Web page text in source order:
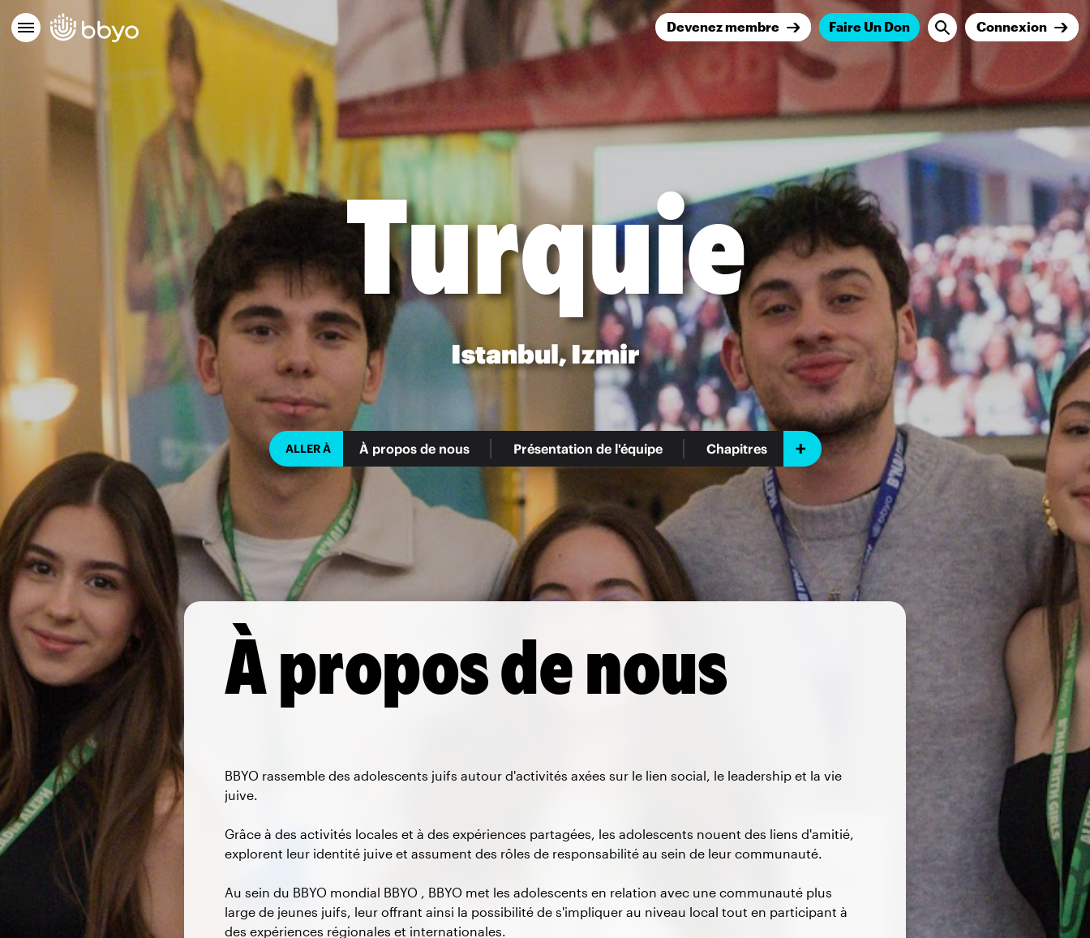
Devenez membre Faire Un Don Connexion
Turquie
Istanbul, Izmir
ALLER À À propos de nous Présentation de l'équipe Chapitres
À propos de nous
BBYO rassemble des adolescents juifs autour d'activités axées sur le lien social, le leadership et la vie
juive.
Grâce à des activités locales et à des expériences partagées, les adolescents nouent des liens d'amitié,
explorent leur identité juive et assument des rôles de responsabilité au sein de leur communauté.
Au sein du BBYO mondial BBYO , BBYO met les adolescents en relation avec une communauté plus
large de jeunes juifs, leur offrant ainsi la possibilité de s'impliquer au niveau local tout en participant à
des expériences régionales et internationales.